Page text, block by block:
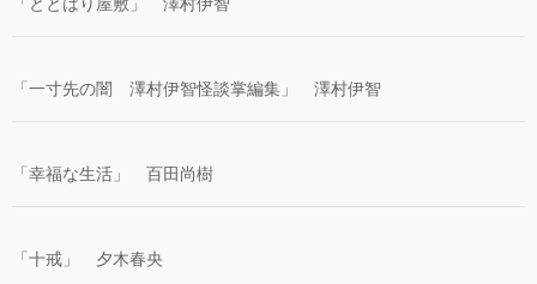
「一寸先の闇 澤村伊智怪談掌編集」 澤村伊智
「幸福な生活」 百田尚樹
「十戒」 夕木春央